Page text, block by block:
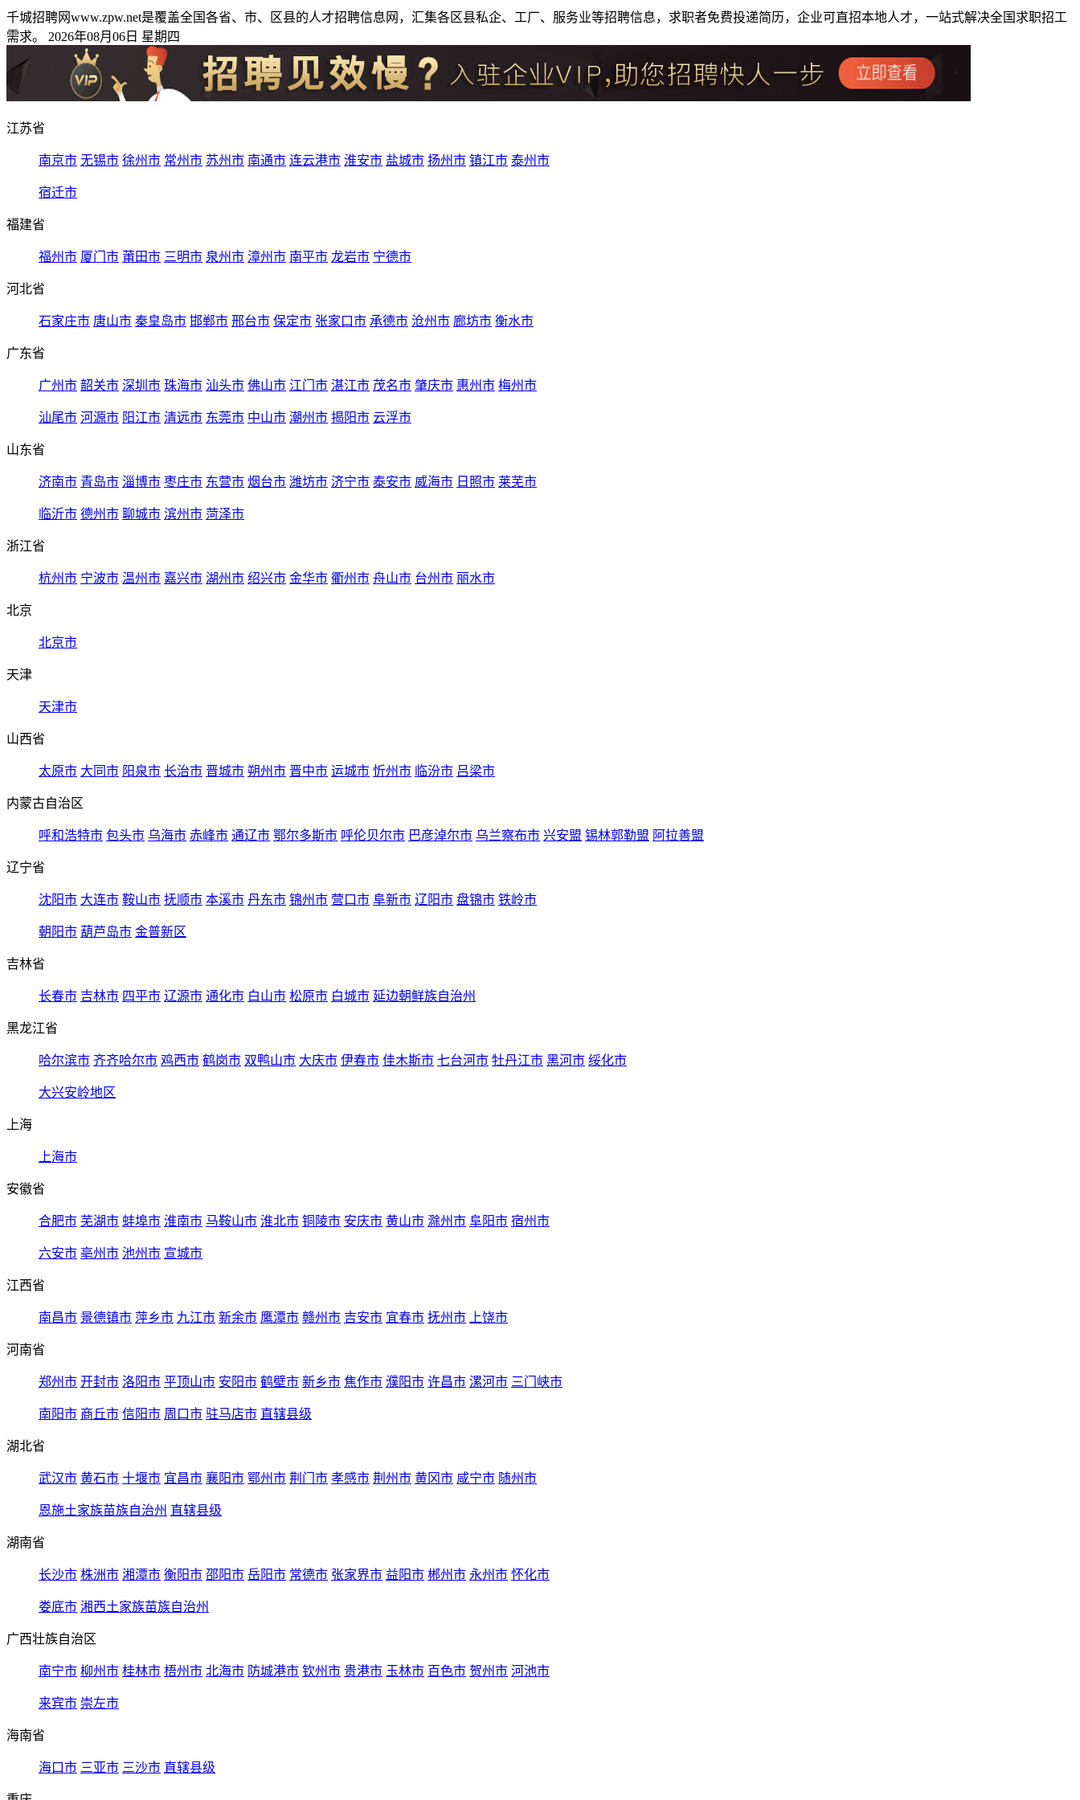
千城招聘网www.zpw.net是覆盖全国各省、市、区县的人才招聘信息网，汇集各区县私企、工厂、服务业等招聘信息，求职者免费投递简历，企业可直招本地人才，一站式解决全国求职招工
需求。 2026年08月06日 星期四
江苏省
南京市 无锡市 徐州市 常州市 苏州市 南通市 连云港市 淮安市 盐城市 扬州市 镇江市 泰州市
宿迁市
福建省
福州市 厦门市 莆田市 三明市 泉州市 漳州市 南平市 龙岩市 宁德市
河北省
石家庄市 唐山市 秦皇岛市 邯郸市 邢台市 保定市 张家口市 承德市 沧州市 廊坊市 衡水市
广东省
广州市 韶关市 深圳市 珠海市 汕头市 佛山市 江门市 湛江市 茂名市 肇庆市 惠州市 梅州市
汕尾市 河源市 阳江市 清远市 东莞市 中山市 潮州市 揭阳市 云浮市
山东省
济南市 青岛市 淄博市 枣庄市 东营市 烟台市 潍坊市 济宁市 泰安市 威海市 日照市 莱芜市
临沂市 德州市 聊城市 滨州市 菏泽市
浙江省
杭州市 宁波市 温州市 嘉兴市 湖州市 绍兴市 金华市 衢州市 舟山市 台州市 丽水市
北京
北京市
天津
天津市
山西省
太原市 大同市 阳泉市 长治市 晋城市 朔州市 晋中市 运城市 忻州市 临汾市 吕梁市
内蒙古自治区
呼和浩特市 包头市 乌海市 赤峰市 通辽市 鄂尔多斯市 呼伦贝尔市 巴彦淖尔市 乌兰察布市 兴安盟 锡林郭勒盟 阿拉善盟
辽宁省
沈阳市 大连市 鞍山市 抚顺市 本溪市 丹东市 锦州市 营口市 阜新市 辽阳市 盘锦市 铁岭市
朝阳市 葫芦岛市 金普新区
吉林省
长春市 吉林市 四平市 辽源市 通化市 白山市 松原市 白城市 延边朝鲜族自治州
黑龙江省
哈尔滨市 齐齐哈尔市 鸡西市 鹤岗市 双鸭山市 大庆市 伊春市 佳木斯市 七台河市 牡丹江市 黑河市 绥化市
大兴安岭地区
上海
上海市
安徽省
合肥市 芜湖市 蚌埠市 淮南市 马鞍山市 淮北市 铜陵市 安庆市 黄山市 滁州市 阜阳市 宿州市
六安市 亳州市 池州市 宣城市
江西省
南昌市 景德镇市 萍乡市 九江市 新余市 鹰潭市 赣州市 吉安市 宜春市 抚州市 上饶市
河南省
郑州市 开封市 洛阳市 平顶山市 安阳市 鹤壁市 新乡市 焦作市 濮阳市 许昌市 漯河市 三门峡市
南阳市 商丘市 信阳市 周口市 驻马店市 直辖县级
湖北省
武汉市 黄石市 十堰市 宜昌市 襄阳市 鄂州市 荆门市 孝感市 荆州市 黄冈市 咸宁市 随州市
恩施土家族苗族自治州 直辖县级
湖南省
长沙市 株洲市 湘潭市 衡阳市 邵阳市 岳阳市 常德市 张家界市 益阳市 郴州市 永州市 怀化市
娄底市 湘西土家族苗族自治州
广西壮族自治区
南宁市 柳州市 桂林市 梧州市 北海市 防城港市 钦州市 贵港市 玉林市 百色市 贺州市 河池市
来宾市 崇左市
海南省
海口市 三亚市 三沙市 直辖县级